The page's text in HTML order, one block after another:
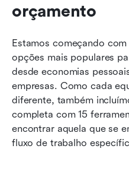
orçamento
Estamos começando
opções mais populares
desde economias
empresas. Como cada
diferente, também
completa com 15
encontrar aquela que se
fluxo de trabalho